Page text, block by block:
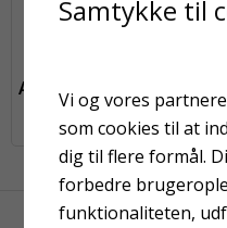
Advarselstape 50 mm
Samtykke til
Vi og vores
som cookies til at
dig til flere formål.
forbedre
funktionaliteten,